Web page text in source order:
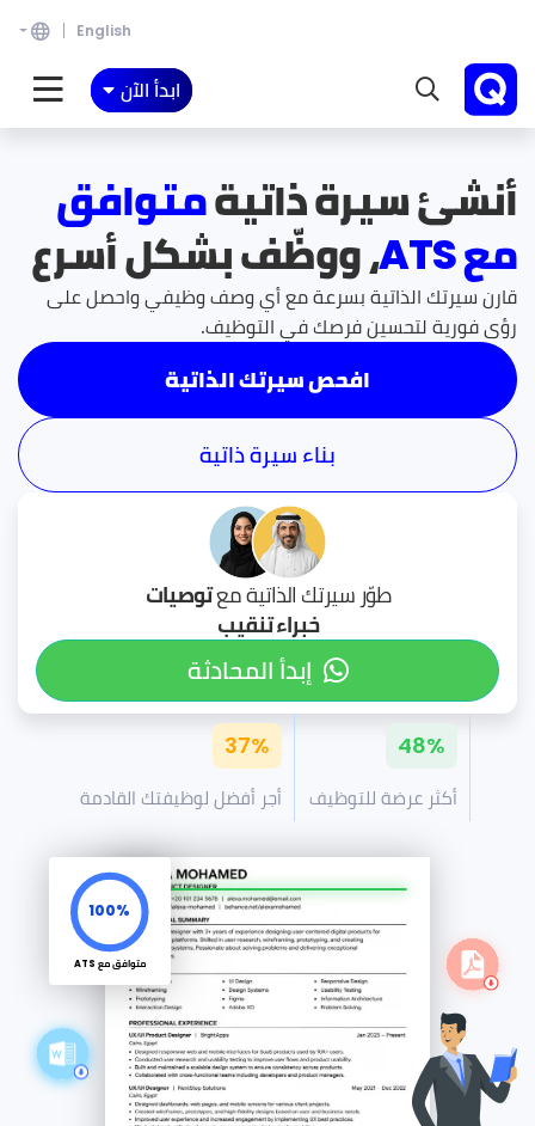
English
ابدأ الآن
أنشئ سيرة ذاتيةمتوافق
مع ATS
، ووظّف بشكل أسرع
قارن سيرتك الذاتية بسرعة مع أي وصف وظيفي واحصل على
رؤى فورية لتحسين فرصك في التوظيف.
افحص سيرتك الذاتية
بناء سيرة ذاتية
طوّر سيرتك الذاتية معتوصيات
خبراء تنقيب
إبدأ المحادثة
48%
أكثر عرضة للتوظيف
37%
أجر أفضل لوظيفتك القادمة
100%
متوافق مع ATS